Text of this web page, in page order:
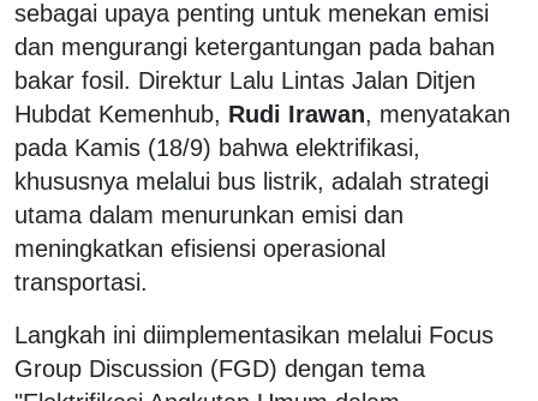
sebagai upaya penting untuk menekan emisi
dan mengurangi ketergantungan pada bahan
bakar fosil. Direktur Lalu Lintas Jalan Ditjen
Hubdat Kemenhub, Rudi Irawan, menyatakan
pada Kamis (18/9) bahwa elektrifikasi,
khususnya melalui bus listrik, adalah strategi
utama dalam menurunkan emisi dan
meningkatkan efisiensi operasional
transportasi.
Langkah ini diimplementasikan melalui Focus
Group Discussion (FGD) dengan tema